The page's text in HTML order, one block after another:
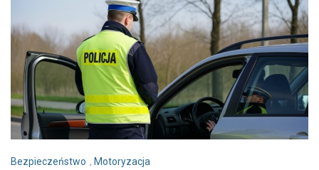
Bezpieczeństwo , Motoryzacja